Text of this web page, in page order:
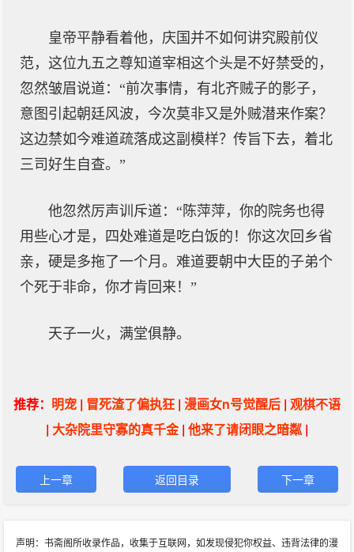
皇帝平静看着他，庆国并不如何讲究殿前仪
范，这位九五之尊知道宰相这个头是不好禁受的，
忽然皱眉说道：“前次事情，有北齐贼子的影子，
意图引起朝廷风波，今次莫非又是外贼潜来作案？
这边禁如今难道疏落成这副模样？传旨下去，着北
三司好生自查。”
他忽然厉声训斥道：“陈萍萍，你的院务也得
用些心才是，四处难道是吃白饭的！你这次回乡省
亲，硬是多拖了一个月。难道要朝中大臣的子弟个
个死于非命，你才肯回来！”
天子一火，满堂俱静。
推荐： 明宠 | 冒死渣了偏执狂 | 漫画女n号觉醒后 | 观棋不语
| 大杂院里守寡的真千金| 他来了请闭眼之暗粼 |
上一章 返回目录 下一章
声明：书斋阁所收录作品，收集于互联网，如发现侵犯你权益、违背法律的漫